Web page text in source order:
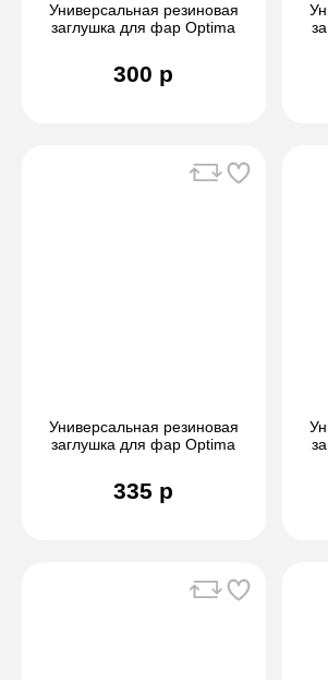
Универсальная резиновая
заглушка для фар Optima
300 р
Универсальная резиновая
заглушка для фар Optima
335 р